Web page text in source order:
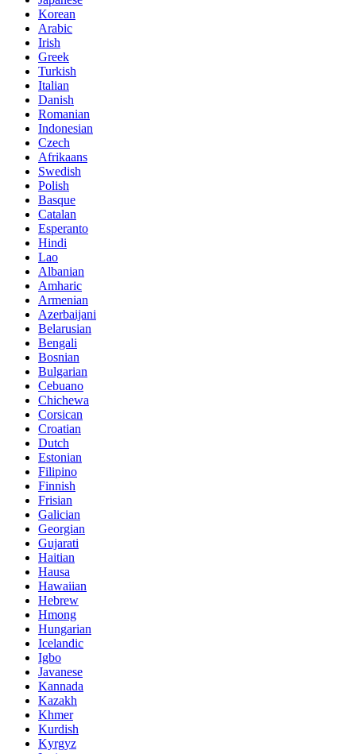
Korean
Arabic
Irish
Greek
Turkish
Italian
Danish
Romanian
Indonesian
Czech
Afrikaans
Swedish
Polish
Basque
Catalan
Esperanto
Hindi
Lao
Albanian
Amharic
Armenian
Azerbaijani
Belarusian
Bengali
Bosnian
Bulgarian
Cebuano
Chichewa
Corsican
Croatian
Dutch
Estonian
Filipino
Finnish
Frisian
Galician
Georgian
Gujarati
Haitian
Hausa
Hawaiian
Hebrew
Hmong
Hungarian
Icelandic
Igbo
Javanese
Kannada
Kazakh
Khmer
Kurdish
Kyrgyz